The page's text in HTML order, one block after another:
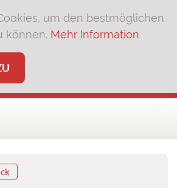
um den bestmöglichen
können. Mehr Information